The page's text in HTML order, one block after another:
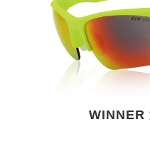
WINNER